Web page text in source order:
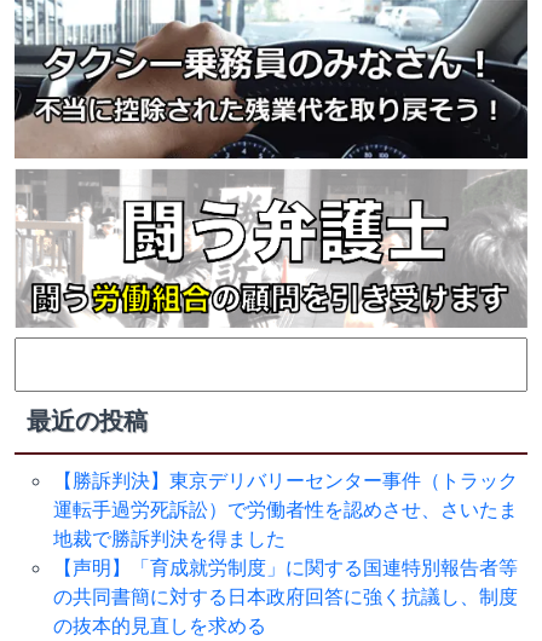
索:
最近の投稿
【勝訴判決】東京デリバリーセンター事件（トラック
運転手過労死訴訟）で労働者性を認めさせ、さいたま
地裁で勝訴判決を得ました
【声明】「育成就労制度」に関する国連特別報告者等
の共同書簡に対する日本政府回答に強く抗議し、制度
の抜本的見直しを求める